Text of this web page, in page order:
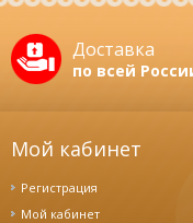
Доставка
по всей
Мой кабинет
Регистрация
Мой кабинет